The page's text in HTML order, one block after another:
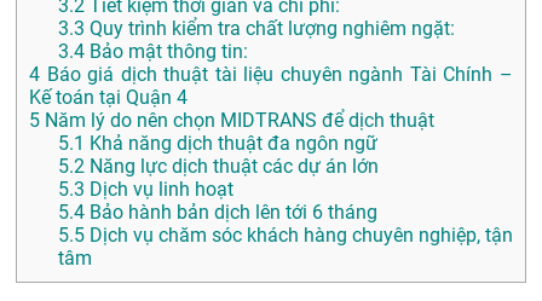
3.2 Tiết kiệm thời gian và chi phí:
3.3 Quy trình kiểm tra chất lượng nghiêm ngặt:
3.4 Bảo mật thông tin:
4 Báo giá dịch thuật tài liệu chuyên ngành Tài Chính –
Kế toán tại Quận 4
5 Năm lý do nên chọn MIDTRANS để dịch thuật
5.1 Khả năng dịch thuật đa ngôn ngữ
5.2 Năng lực dịch thuật các dự án lớn
5.3 Dịch vụ linh hoạt
5.4 Bảo hành bản dịch lên tới 6 tháng
5.5 Dịch vụ chăm sóc khách hàng chuyên nghiệp, tận
tâm